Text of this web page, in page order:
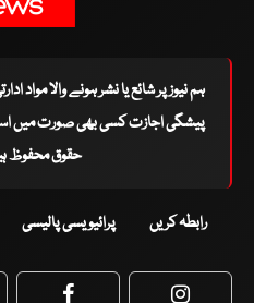
ہم نیوز پر شائع یا نشر ہونے والا مواد
پیشگی اجازت کسی بھی صورت میں
حقوق محفوظ ہیں
رابطہ کریں پرائیویسی پالیسی